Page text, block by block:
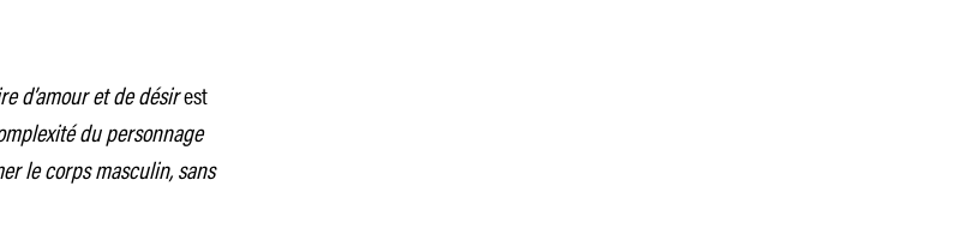
d’amour et de désirest
du personnage
le corps masculin, sans